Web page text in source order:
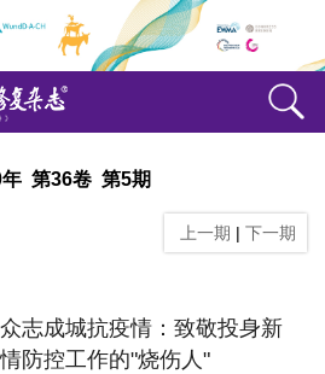
第36卷 第5期
上一期 | 下一期
志成城抗疫情：致敬投身新
防控工作的"烧伤人"